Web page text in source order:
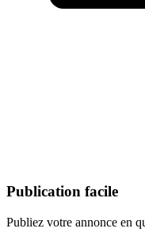
Publication facile
Publiez votre annonce en